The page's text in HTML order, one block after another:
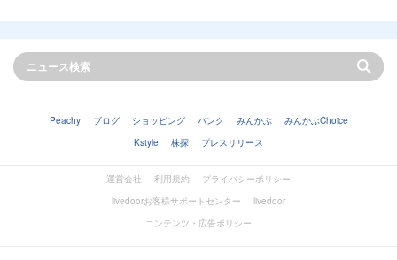
Peachy ブログ ショッピング バンク みんかぶ
みんかぶChoice
Kstyle
株探 プレスリリース
運営会社 利用規約
プライバシーポリシー
livedoorお客様サポートセンター
livedoor
コンテンツ・広告ポリシー